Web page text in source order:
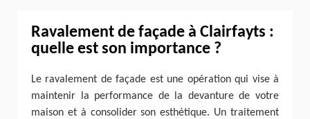
Ravalement de façade à Clairfayts :
quelle est son importance ?
Le ravalement de façade est une opération qui vise à
maintenir la performance de la devanture de votre
maison et à consolider son esthétique. Un traitement